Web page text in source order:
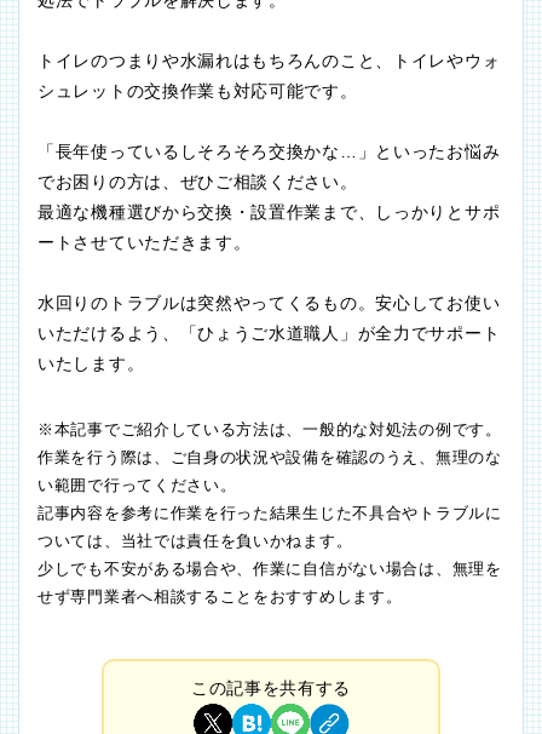
トイレのつまりや水漏れはもちろんのこと、トイレやウォ
シュレットの交換作業も対応可能です。
「長年使っているしそろそろ交換かな…」といったお悩み
でお困りの方は、ぜひご相談ください。
最適な機種選びから交換・設置作業まで、しっかりとサポ
ートさせていただきます。
水回りのトラブルは突然やってくるもの。安心してお使い
いただけるよう、「ひょうご水道職人」が全力でサポート
いたします。
※本記事でご紹介している方法は、一般的な対処法の例です。
作業を行う際は、ご自身の状況や設備を確認のうえ、無理のな
い範囲で行ってください。
記事内容を参考に作業を行った結果生じた不具合やトラブルに
ついては、当社では責任を負いかねます。
少しでも不安がある場合や、作業に自信がない場合は、無理を
せず専門業者へ相談することをおすすめします。
この記事を共有する